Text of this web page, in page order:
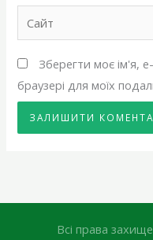
Зберегти моє ім'я,
браузері для моїх
Всі права